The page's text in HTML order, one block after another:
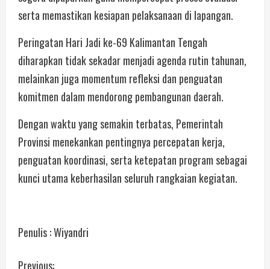
serta memastikan kesiapan pelaksanaan di lapangan.
Peringatan Hari Jadi ke-69 Kalimantan Tengah
diharapkan tidak sekadar menjadi agenda rutin tahunan,
melainkan juga momentum refleksi dan penguatan
komitmen dalam mendorong pembangunan daerah.
Dengan waktu yang semakin terbatas, Pemerintah
Provinsi menekankan pentingnya percepatan kerja,
penguatan koordinasi, serta ketepatan program sebagai
kunci utama keberhasilan seluruh rangkaian kegiatan.
Penulis : Wiyandri
Previous: